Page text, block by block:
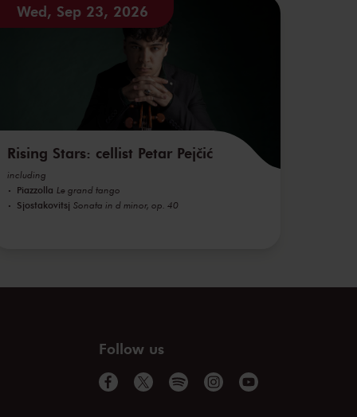
Wed, Sep 23, 2026
Rising Stars: cellist Petar Pejčić
including
Piazzolla Le grand tango
Sjostakovitsj Sonata in d minor, op. 40
Follow us